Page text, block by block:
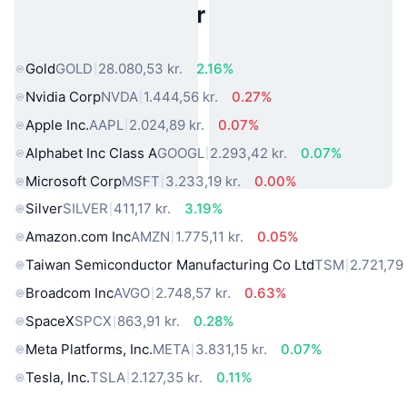
Populære aktiver fra den virkelige
GoldGOLD 28.080,53 kr.
2.16%
Nvidia CorpNVDA 1.444,56 kr.
0.27%
Apple Inc.AAPL 2.024,89 kr.
0.07%
Alphabet Inc Class AGOOGL 2.293,42 kr.
0.07%
Microsoft CorpMSFT 3.233,19 kr.
0.00%
SilverSILVER 411,17 kr.
3.19%
Amazon.com IncAMZN 1.775,11 kr.
0.05%
Taiwan Semiconductor Manufacturing Co LtdTSM 2.721,79
Broadcom IncAVGO 2.748,57 kr.
0.63%
SpaceXSPCX 863,91 kr.
0.28%
Meta Platforms, Inc.META 3.831,15 kr.
0.07%
Tesla, Inc.TSLA 2.127,35 kr.
0.11%